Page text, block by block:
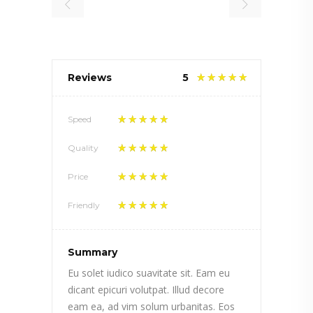
Reviews 5
Speed
Quality
Price
Friendly
Summary
Eu solet iudico suavitate sit. Eam eu
dicant epicuri volutpat. Illud decore
eam ea, ad vim solum urbanitas. Eos